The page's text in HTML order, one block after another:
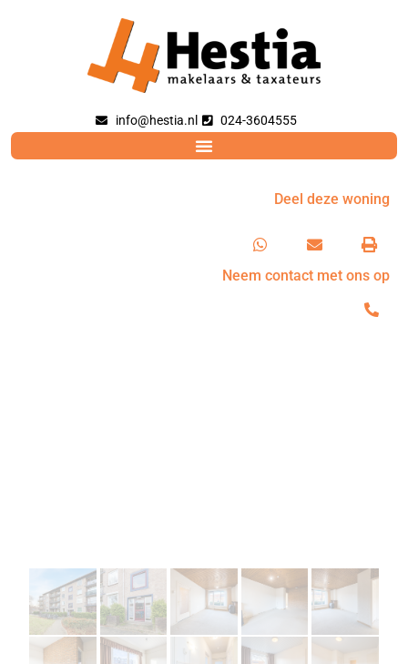
info@hestia.nl 024-3604555
Deel deze woning
Neem contact met ons op